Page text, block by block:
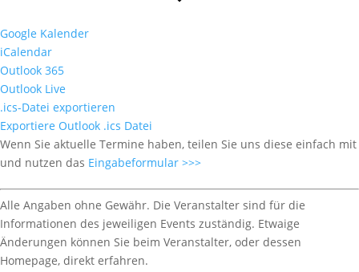
Google Kalender
iCalendar
Outlook 365
Outlook Live
.ics-Datei exportieren
Exportiere Outlook .ics Datei
Wenn Sie aktuelle Termine haben, teilen Sie uns diese einfach mit
und nutzen das Eingabeformular >>>
Alle Angaben ohne Gewähr. Die Veranstalter sind für die
Informationen des jeweiligen Events zuständig. Etwaige
Änderungen können Sie beim Veranstalter, oder dessen
Homepage, direkt erfahren.